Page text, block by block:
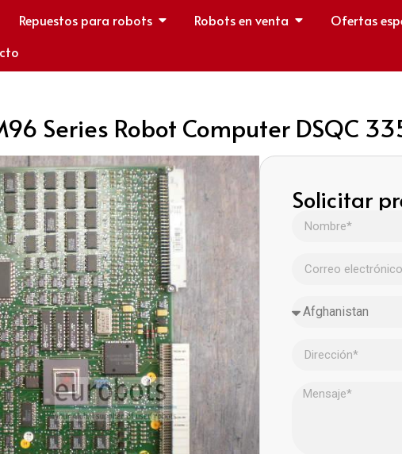
Repuestos para robots Robots en venta
Ofertas
Series Robot Computer DSQC
Solicitar